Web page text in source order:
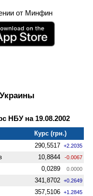
от Минфин
НБУ на 19.08.2002
Курс (грн.)
290,5517 +2.2035
10,8844 -0.0067
0,0289 0.0000
341,8702 +0.2649
357,5106 +1.2845